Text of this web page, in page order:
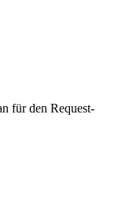
für den Request-